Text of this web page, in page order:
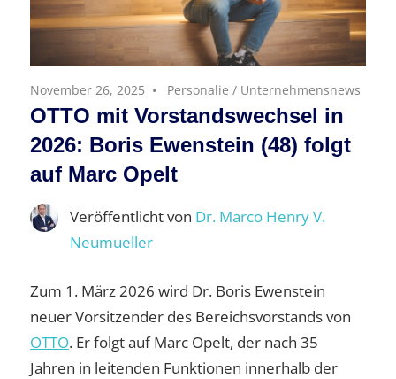
November 26, 2025 Personalie / Unternehmensnews
OTTO mit Vorstandswechsel in
2026: Boris Ewenstein (48) folgt
auf Marc Opelt
Veröffentlicht von Dr. Marco Henry V.
Neumueller
Zum 1. März 2026 wird Dr. Boris Ewenstein
neuer Vorsitzender des Bereichsvorstands von
OTTO. Er folgt auf Marc Opelt, der nach 35
Jahren in leitenden Funktionen innerhalb der